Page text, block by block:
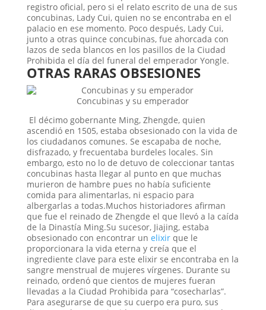
registro oficial, pero si el relato escrito de una de sus
concubinas, Lady Cui, quien no se encontraba en el
palacio en ese momento. Poco después, Lady Cui,
junto a otras quince concubinas, fue ahorcada con
lazos de seda blancos en los pasillos de la Ciudad
Prohibida el día del funeral del emperador Yongle.
OTRAS RARAS OBSESIONES
Concubinas y su emperador
El décimo gobernante Ming, Zhengde, quien
ascendió en 1505, estaba obsesionado con la vida de
los ciudadanos comunes. Se escapaba de noche,
disfrazado, y frecuentaba burdeles locales. Sin
embargo, esto no lo de detuvo de coleccionar tantas
concubinas hasta llegar al punto en que muchas
murieron de hambre pues no había suficiente
comida para alimentarlas, ni espacio para
albergarlas a todas.Muchos historiadores afirman
que fue el reinado de Zhengde el que llevó a la caída
de la Dinastía Ming.Su sucesor, Jiajing, estaba
obsesionado con encontrar un elixirque le
proporcionara la vida eterna y creía que el
ingrediente clave para este elixir se encontraba en la
sangre menstrual de mujeres vírgenes. Durante su
reinado, ordenó que cientos de mujeres fueran
llevadas a la Ciudad Prohibida para “cosecharlas”.
Para asegurarse de que su cuerpo era puro, sus